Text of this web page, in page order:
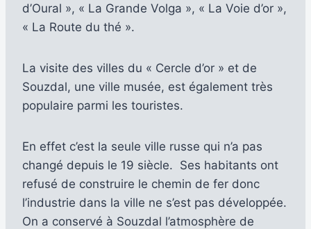
d’Oural », « La Grande Volga », « La Voie d’or »,
« La Route du thé ».
La visite des villes du « Cercle d’or » et de
Souzdal, une ville musée, est également très
populaire parmi les touristes.
En effet c’est la seule ville russe qui n’a pas
changé depuis le 19 siècle. Ses habitants ont
refusé de construire le chemin de fer donc
l’industrie dans la ville ne s’est pas développée.
On a conservé à Souzdal l’atmosphère de